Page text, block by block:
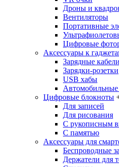
Дроны и
Вентиляторы
Портативные
Цифровые
Аксессуары к
Зарядные кабели
Зарядки-розетки
USB хабы
Автомобильные
Цифровые блокноты
Для записей
Для рисования
С рукописным
С памятью
Аксессуары для
Беспроводные
Держатели для